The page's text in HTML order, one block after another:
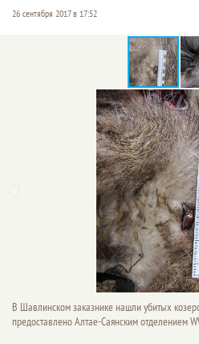
26 сентября 2017 в 17:52
В Шавлинском заказнике нашли убитых
предоставлено Алтае-Саянским отделением